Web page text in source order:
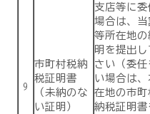
9
市町村税納
税証明書
（未納のな
い証明）
支店等に委
場合は、当
等所在地の
明を提出
さい（委任
い場合は、
在地の市町
納税証明書